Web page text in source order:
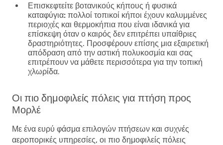
Επισκεφτείτε βοτανικούς κήπους ή φυσικά
καταφύγια: πολλοί τοπικοί κήποι έχουν καλυμμένες
περιοχές και θερμοκήπια που είναι ιδανικά για
επίσκεψη όταν ο καιρός δεν επιτρέπει υπαίθριες
δραστηριότητες. Προσφέρουν επίσης μια εξαιρετική
απόδραση από την αστική πολυκοσμία και σας
επιτρέπουν να μάθετε περισσότερα για την τοπική
χλωρίδα.
Οι πιο δημοφιλείς πόλεις για πτήση προς
Μορλέ
Με ένα ευρύ φάσμα επιλογών πτήσεων και συχνές
αεροπορικές υπηρεσίες, οι πιο δημοφιλείς πόλεις